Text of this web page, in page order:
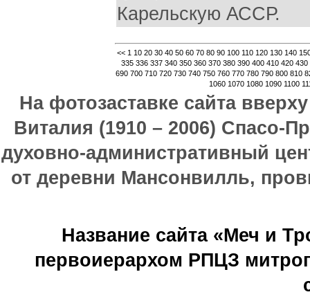
Карельскую АССР.
<< 1 10 20 30 40 50 60 70 80 90 100 110 120 130 140
335 336 337 340 350 360 370 380 390 400 410 420 430
690 700 710 720 730 740 750 760 770 780 790 800 810
1060 1070 1080 1090 1100
На фотозаставке сайта
Виталия (1910 – 2006) Спасо-
духовно-административный
от деревни Мансонвилль,
Название сайта «Меч и
первоиерархом РПЦЗ